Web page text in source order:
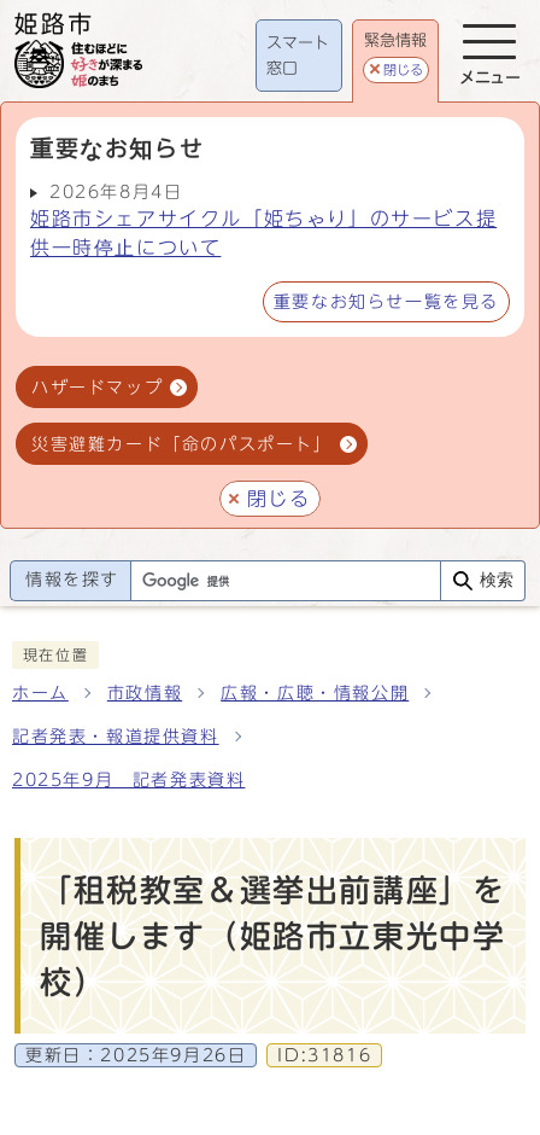
スマート
窓口
緊急情報
閉じる
重要なお知らせ
2026年8月4日
姫路市シェアサイクル「姫ちゃり」のサービス提
供一時停止について
重要なお知らせ一覧を見る
ハザードマップ
災害避難カード「命のパスポート」
閉じる
メニュー
情報を探す 検索
現在位置
ホーム 市政情報 広報・広聴・情報公開
記者発表・報道提供資料
2025年9月 記者発表資料
「租税教室＆選挙出前講座」を
開催します（姫路市立東光中学
校）
更新日： 2025年9月26日 ID:31816